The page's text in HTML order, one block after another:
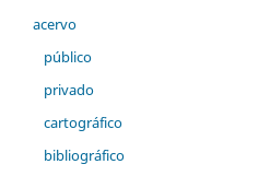
acervo
público
privado
cartográfico
bibliográfico